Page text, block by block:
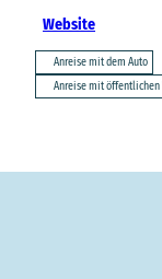
Website
Anreise mit dem Auto
Anreise mit